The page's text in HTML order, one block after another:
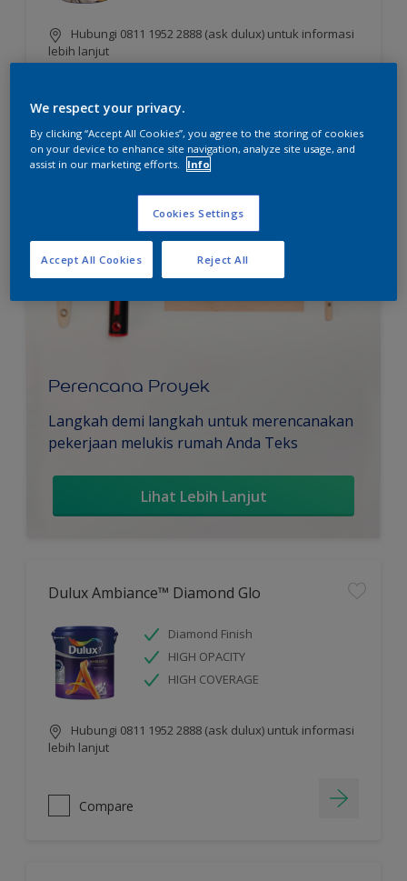
Hubungi 0811 1952 2888 (ask dulux) untuk informasi
lebih lanjut
Compare
Perencana Proyek
Langkah demi langkah untuk merencanakan
pekerjaan melukis rumah Anda Teks
Lihat Lebih Lanjut
Dulux Ambiance™ Diamond Glo
Diamond Finish
HIGH OPACITY
HIGH COVERAGE
Hubungi 0811 1952 2888 (ask dulux) untuk informasi
lebih lanjut
Compare
We respect your privacy.
By clicking “Accept All Cookies”, you agree to the storing of cookies
on your device to enhance site navigation, analyze site usage, and
assist in our marketing efforts.
Info
Cookies Settings
Reject All
Accept All Cookies